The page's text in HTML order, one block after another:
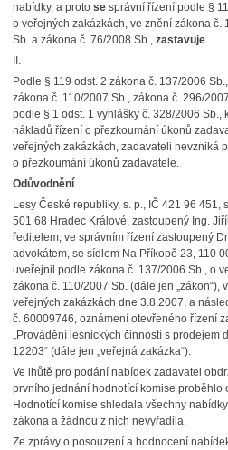
nabídky, a proto sesprávní řízení podle §
o veřejných zakázkách, ve znění zákona č.
Sb. a zákona č. 76/2008 Sb., zastavuje.
II.
Podle § 119 odst. 2 zákona č. 137/2006
zákona č. 110/2007 Sb., zákona č. 296/
podle § 1 odst. 1 vyhlášky č. 328/2006 Sb.,
nákladů řízení o přezkoumání úkonů
veřejných zakázkách, zadavateli nevzniká
o přezkoumání úkonů zadavatele.
Odůvodnění
Lesy České republiky, s. p., IČ 421 96 451,
501 68 Hradec Králové, zastoupený Ing.
ředitelem, ve správním řízení zastoupený
advokátem, se sídlem Na Příkopě 23, 110
uveřejnil podle zákona č. 137/2006 Sb., o
zákona č. 110/2007 Sb. (dále jen „zákon“),
veřejných zakázkách dne 3.8.2007, a
č. 60009746, oznámení otevřeného řízení
„Provádění lesnických činností s prodejem
12203“ (dále jen „veřejná zakázka“).
Ve lhůtě pro podání nabídek zadavatel
prvního jednání hodnotící komise proběhlo
Hodnotící komise shledala všechny
zákona a žádnou z nich nevyřadila.
Ze zprávy o posouzení a hodnocení